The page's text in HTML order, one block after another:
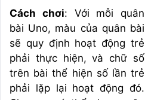
Cách chơi: Với mỗi quân
bài Uno, màu của quân bài
sẽ quy định hoạt động trẻ
phải thực hiện, và chữ số
trên bài thể hiện số lần trẻ
phải lặp lại hoạt động đó.